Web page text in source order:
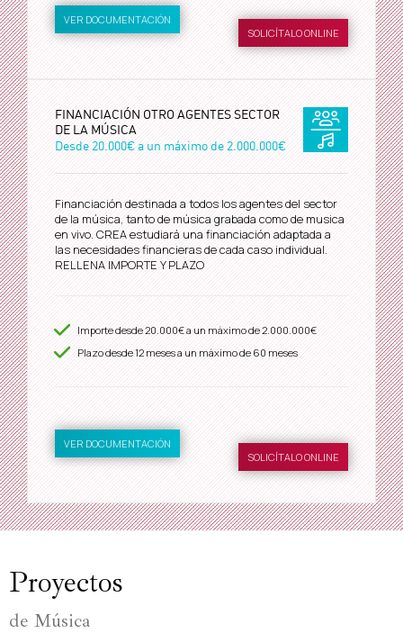
VER DOCUMENTACIÓN
SOLICÍTALO ONLINE
FINANCIACIÓN OTRO AGENTES SECTOR
DE LA MÚSICA
Desde20.000€a un máximo de2.000.000€
Financiación destinada a todos los agentes del sector
de la música, tanto de música grabada como de musica
en vivo. CREA estudiará una financiación adaptada a
las necesidades financieras de cada caso individual.
RELLENA IMPORTE Y PLAZO
Importe desde20.000€a un máximo de2.000.000€
Plazo desde12meses a un máximo de 60 meses
VER DOCUMENTACIÓN
SOLICÍTALO ONLINE
Proyectos
de Música